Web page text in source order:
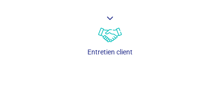
Entretien client